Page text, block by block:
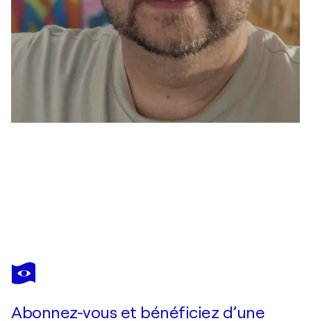
MAKSIM GORSHKOV
Roses and peonies
Abonnez-vous et bénéficiez d’une